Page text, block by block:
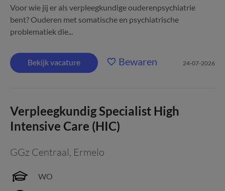
Voor wie jij er als verpleegkundige ouderenpsychiatrie
bent? Ouderen met somatische en psychiatrische
problematiek die...
Bekijk vacature Bewaren 24-07-2026
Verpleegkundig Specialist High
Intensive Care (HIC)
GGz Centraal, Ermelo
WO